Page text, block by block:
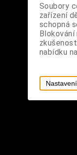
Soubory
zařízení
schopná
nabídku
Nastavení